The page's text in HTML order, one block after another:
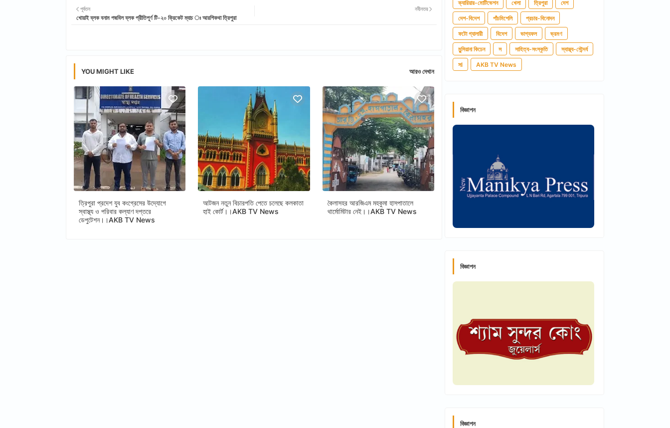
নবীনতর
পূর্বতন
খোয়াই ব্লক বনাম পদ্মবিল ব্লক প্রীতিপূর্ণ টি-২০ ক্রিকেট ম্যাচ ঃ আরশিকথা ত্রিপুরা
YOU MIGHT LIKE আরও দেখান
ত্রিপুরা প্রদেশ যুব কংগ্রেসের উদ্যোগে
স্বাস্থ্য ও পরিবার কল্যাণ দপ্তরে
ডেপুটেশন।।AKB TV News
আটজন নতুন বিচারপতি পেতে চলেছে কলকাতা
হাই কোর্ট।।AKB TV News
কৈলাসহর আরজিএম মহকুমা হাসপাতালে
থার্মোমিটার নেই।।AKB TV News
ক্যারিয়ার-মোটিভেশন খেলা ত্রিপুরা দেশ
দেশ-বিদেশ পাঁচমিশেলি প্রচার-বিনোদন
ফটো গ্যালারী বিদেশ ভাগ্যফল ভ্রমণ
মুন্সিয়ানা কিচেন স সাহিত্য-সংস্কৃতি স্বাস্থ্য-সৌন্দর্য
সl AKB TV News
বিজ্ঞাপন
বিজ্ঞাপন
বিজ্ঞাপন